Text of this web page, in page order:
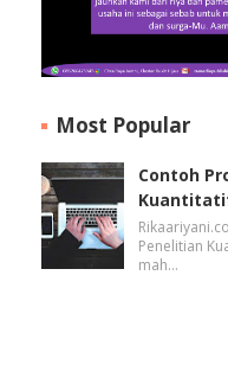
Most Popular
Contoh
Penelitian
mah…